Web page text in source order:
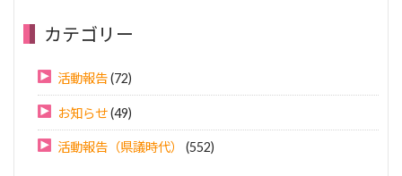
カテゴリー
活動報告(72)
お知らせ(49)
活動報告（県議時代） (552)